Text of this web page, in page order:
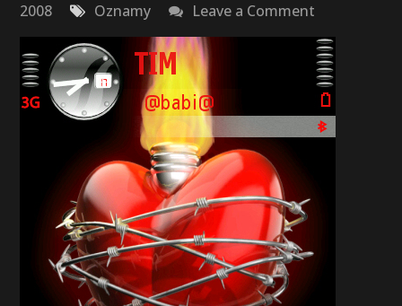
2008
Oznamy Leave a Comment
Love
obrazky